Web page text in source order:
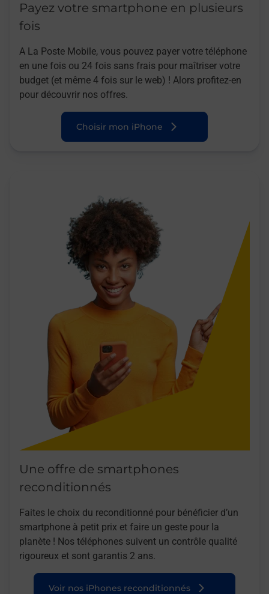
Payez votre smartphone en plusieurs
fois
A La Poste Mobile, vous pouvez payer votre téléphone
en une fois ou 24 fois sans frais pour maîtriser votre
budget (et même 4 fois sur le web) ! Alors profitez-en
pour découvrir nos offres.
Choisir mon iPhone
Une offre de smartphones
reconditionnés
Faites le choix du reconditionné pour bénéficier d’un
smartphone à petit prix et faire un geste pour la
planète ! Nos téléphones suivent un contrôle qualité
rigoureux et sont garantis 2 ans.
Voir nos iPhones reconditionnés